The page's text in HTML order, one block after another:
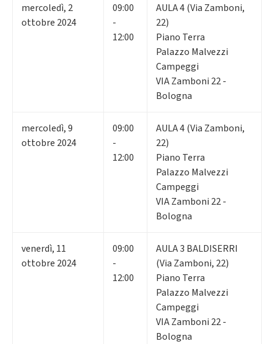
mercoledì, 2
ottobre 2024
09:00
-
12:00
AULA 4 (Via Zamboni,
22)
Piano Terra
Palazzo Malvezzi
Campeggi
VIA Zamboni 22 -
Bologna
mercoledì,9
ottobre 2024
09:00
-
12:00
AULA 4 (Via Zamboni,
22)
Piano Terra
Palazzo Malvezzi
Campeggi
VIA Zamboni 22 -
Bologna
venerdì, 11
ottobre 2024
09:00
-
12:00
AULA 3 BALDISERRI
(Via Zamboni, 22)
Piano Terra
Palazzo Malvezzi
Campeggi
VIA Zamboni 22 -
Bologna